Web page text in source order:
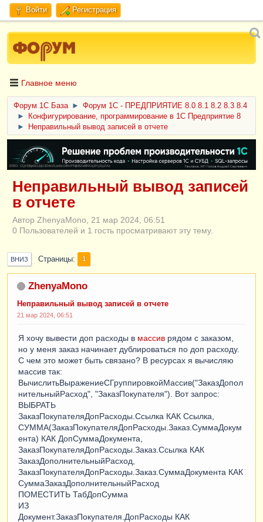
Войти Регистрация
Главное меню
Форум 1C База ►
Форум 1С - ПРЕДПРИЯТИЕ 8.0 8.1 8.2 8.3 8.4
►
Конфигурирование, программирование в 1С Предприятие 8
►
Неправильный вывод записей в отчете
ERID: CQH36pWzJqVJD4xVLsnhcU4hVPNjkBZe8KKxjJiYySyZAz
Неправильный вывод записей
в отчете
Автор ZhenyaMono, 21 мар 2024, 06:51
0 Пользователей и 1 гость просматривают эту тему.
ВНИЗ Страницы 1
ZhenyaMono
Неправильный вывод записей в отчете
21 мар 2024, 06:51
Я хочу вывести доп расходы в массив рядом с заказом,
но у меня заказ начинает дублироваться по доп расходу.
С чем это может быть связано? В ресурсах я вычисляю
массив так:
ВычислитьВыражениеСГруппировкойМассив("ЗаказДопол
нительныйРасход", "ЗаказПокупателя"). Вот запрос:
ВЫБРАТЬ
ЗаказПокупателяДопРасходы.Ссылка КАК Ссылка,
СУММА(ЗаказПокупателяДопРасходы.Заказ.СуммаДокум
ента) КАК ДопСуммаДокумента,
ЗаказПокупателяДопРасходы.Заказ.Ссылка КАК
ЗаказДополнительныйРасход,
ЗаказПокупателяДопРасходы.Заказ.СуммаДокумента КАК
СуммаЗаказДополнительныйРасход
ПОМЕСТИТЬ ТабДопСумма
ИЗ
Документ.ЗаказПокупателя.ДопРасходы КАК